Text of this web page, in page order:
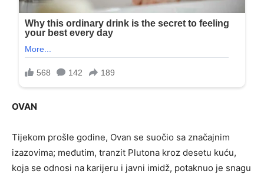
OVAN
Tijekom prošle godine, Ovan se suočio sa značajnim
izazovima; međutim, tranzit Plutona kroz desetu kuću,
koja se odnosi na karijeru i javni imidž, potaknuo je snagu